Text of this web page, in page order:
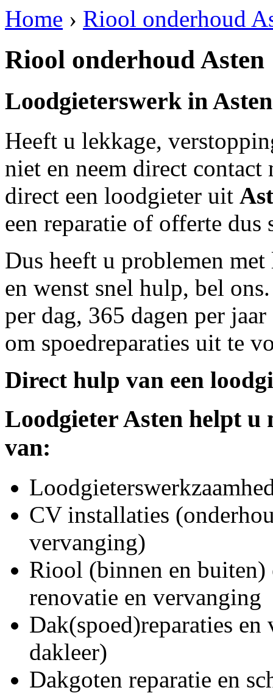
Home › Riool onderhoud
Riool onderhoud Asten
Loodgieterswerk inAsten
Heeft u lekkage,
niet en neem direct
direct een loodgieter uit
een reparatie of offerte
Dus heeft u problemen
en wenst snel hulp, bel
per dag, 365 dagen per
om spoedreparaties uit te
Direct hulp van een
LoodgieterAsten helpt u
van:
CV installaties
vervanging)
Riool (binnen en buiten)
renovatie en vervanging
Dak(spoed)reparaties
dakleer)
Dakgoten reparatie en